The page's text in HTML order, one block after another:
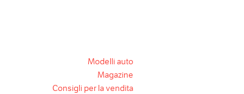
Modelli auto
Magazine
Consigli per la vendita